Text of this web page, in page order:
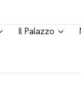
Il Palazzo